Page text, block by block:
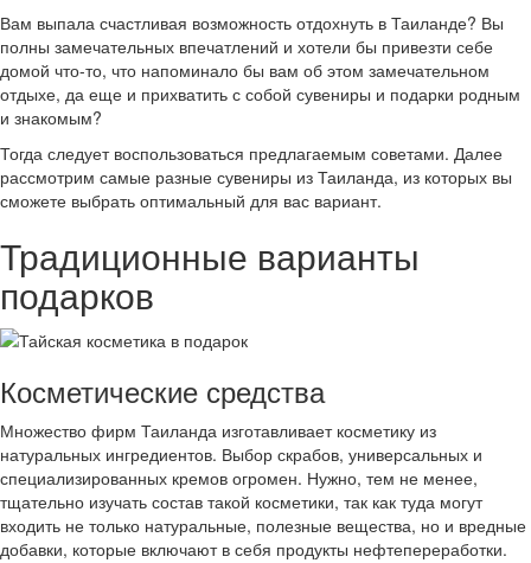
Вам выпала счастливая возможность отдохнуть в Таиланде? Вы
полны замечательных впечатлений и хотели бы привезти себе
домой что-то, что напоминало бы вам об этом замечательном
отдыхе, да еще и прихватить с собой сувениры и подарки родным
и знакомым?
Тогда следует воспользоваться предлагаемым советами. Далее
рассмотрим самые разные сувениры из Таиланда, из которых вы
сможете выбрать оптимальный для вас вариант.
Традиционные варианты
подарков
Косметические средства
Множество фирм Таиланда изготавливает косметику из
натуральных ингредиентов. Выбор скрабов, универсальных и
специализированных кремов огромен. Нужно, тем не менее,
тщательно изучать состав такой косметики, так как туда могут
входить не только натуральные, полезные вещества, но и вредные
добавки, которые включают в себя продукты нефтепереработки.